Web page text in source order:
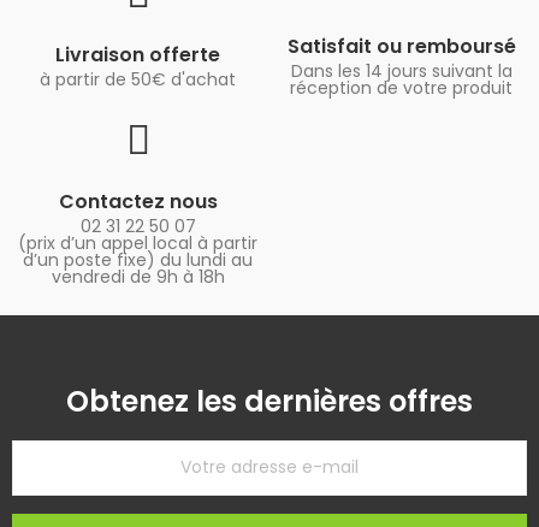
Livraison offerte
à partir de 50€ d'achat
Satisfait ou remboursé
Dans les 14 jours suivant la
réception de votre produit
Contactez nous
02 31 22 50 07
(prix d’un appel local à partir
d’un poste fixe) du lundi au
vendredi de 9h à 18h
Obtenez les dernières offres